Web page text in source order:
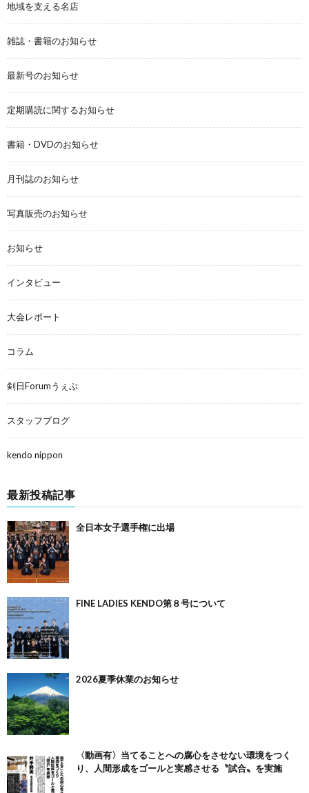
地域を支える名店
雑誌・書籍のお知らせ
最新号のお知らせ
定期購読に関するお知らせ
書籍・DVDのお知らせ
月刊誌のお知らせ
写真販売のお知らせ
お知らせ
インタビュー
大会レポート
コラム
剣日Forumうぇぶ
スタッフブログ
kendo nippon
最新投稿記事
全日本女子選手権に出場
FINE LADIES KENDO第８号について
2026夏季休業のお知らせ
〈動画有〉当てることへの腐心をさせない環境をつく
り、人間形成をゴールと実感させる〝試合〟を実施